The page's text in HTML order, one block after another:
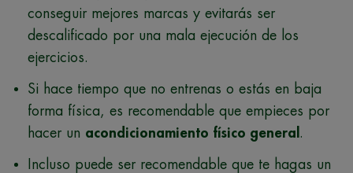
conseguir mejores marcas y evitarás ser
descalificado por una mala ejecución de los
ejercicios.
Si hace tiempo que no entrenas o estás en baja
forma física, es recomendable que empieces por
hacer un acondicionamiento físico general .
Incluso puede ser recomendable que te hagas un